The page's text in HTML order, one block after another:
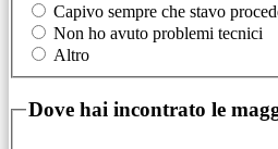
Capivo sempre che stavo
Non ho avuto problemi tecnici
Altro
Dove hai incontrato le